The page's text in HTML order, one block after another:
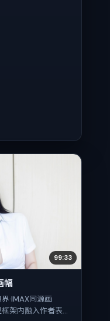
99:33
幅
·IMAX同源画
架内融入作者表